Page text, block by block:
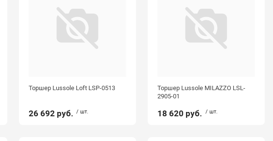
Торшер Lussole Loft LSP-0513
26 692 руб. / шт.
Торшер Lussole MILAZZO LSL-
2905-01
18 620 руб. / шт.